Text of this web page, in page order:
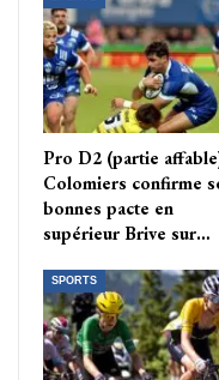
Pro D2 (partie
Colomiers confirme
bonnes pacte en
supérieur Brive sur…
SPORTS